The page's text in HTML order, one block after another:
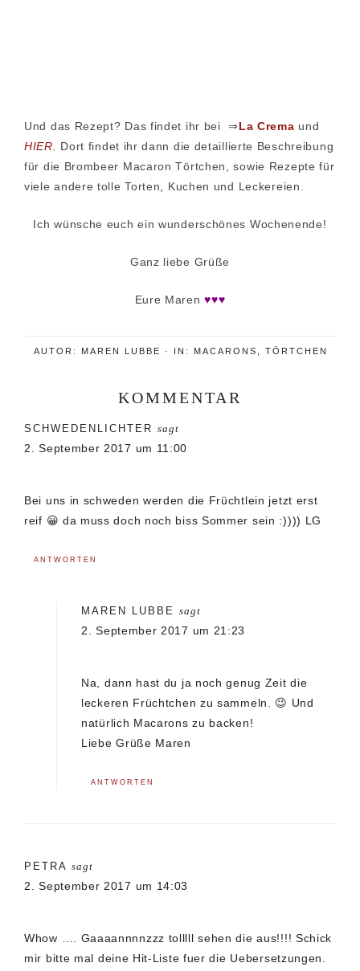
Und das Rezept? Das findet ihr bei ⇒La Crema und
HIER.
Dort findet ihr dann die detaillierte Beschreibung
für die Brombeer Macaron Törtchen, sowie Rezepte für
viele andere tolle Torten, Kuchen und Leckereien.
Ich wünsche euch ein wunderschönes Wochenende!
Ganz liebe Grüße
Eure Maren♥♥♥
AUTOR: MAREN LUBBE · IN: MACARONS TÖRTCHEN
Interaktionen
KOMMENTAR
SCHWEDENLICHTER sagt
2. September 2017 um 11:00
Bei uns in schweden werden die Früchtlein jetzt erst
reif 😀 da muss doch noch biss Sommer sein :)))) LG
ANTWORTEN
MAREN LUBBE sagt
2. September 2017 um 21:23
Na, dann hast du ja noch genug Zeit die
leckeren Früchtchen zu sammeln. 😉 Und
natürlich Macarons zu backen!
Liebe Grüße Maren
ANTWORTEN
PETRA sagt
2. September 2017 um 14:03
Whow …. Gaaaannnnzzz tolllll sehen die aus!!!! Schick
mir bitte mal deine Hit-Liste fuer die Uebersetzungen.